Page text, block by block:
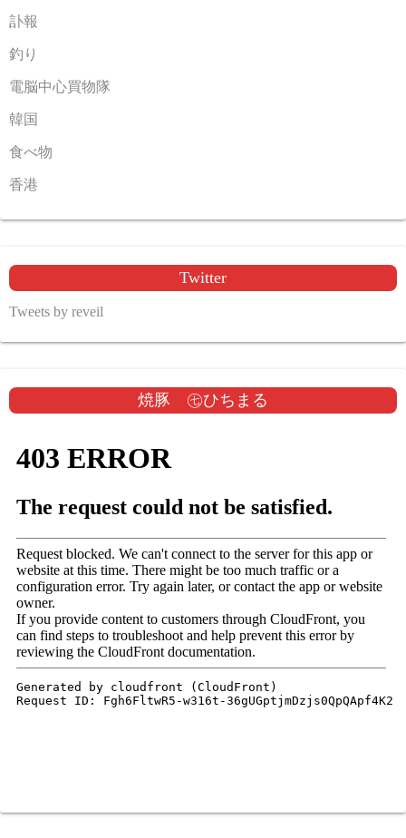
訃報
釣り
電脳中心買物隊
韓国
食べ物
香港
Twitter
Tweets by reveil
焼豚 ㊆ひちまる